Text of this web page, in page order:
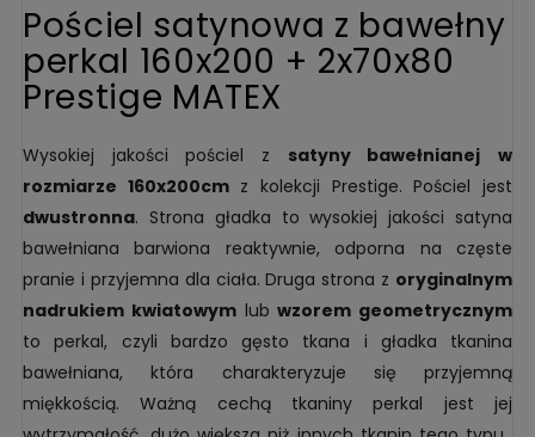
Pościel satynowa z bawełny
perkal 160x200 + 2x70x80
Prestige MATEX
Wysokiej jakości pościel z satyny bawełnianej
w
rozmiarze 160x200cmz kolekcji Prestige. Pościel jest
dwustronna. Strona gładka to wysokiej jakości satyna
bawełniana barwiona reaktywnie, odporna na częste
pranie i przyjemna dla ciała. Druga strona z oryginalnym
nadrukiem kwiatowymlubwzorem geometrycznym
to perkal, czyli bardzo gęsto tkana i gładka tkanina
bawełniana, która charakteryzuje się przyjemną
miękkością. Ważną cechą tkaniny perkal jest jej